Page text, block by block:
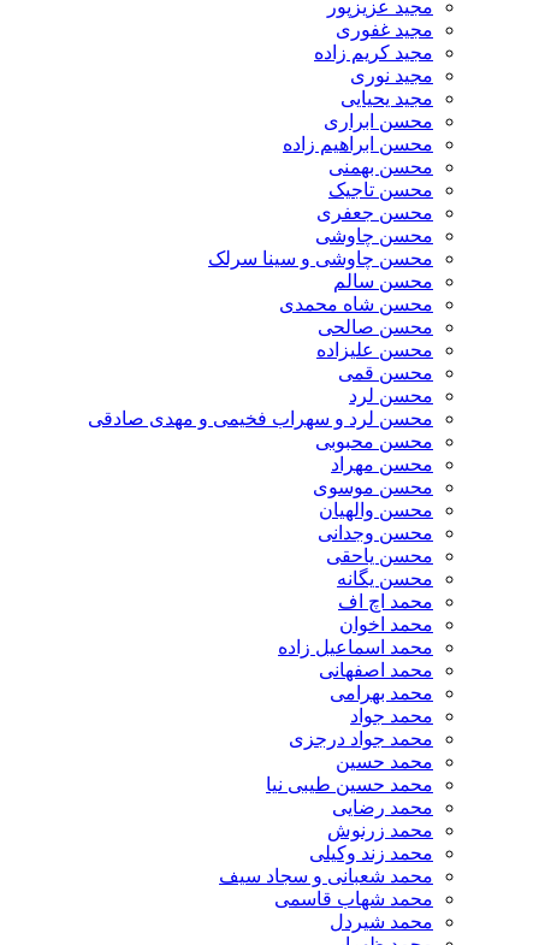
مجید عزیزپور
مجید غفوری
مجید کریم زاده
مجید نوری
مجید یحیایی
محسن ابراری
محسن ابراهیم زاده
محسن بهمنی
محسن تاجیک
محسن جعفری
محسن چاوشی
محسن چاوشی و سینا سرلک
محسن سالم
محسن شاه محمدی
محسن صالحی
محسن علیزاده
محسن قمی
محسن لرد
محسن لرد و سهراب فخیمی و مهدی صادقی
محسن محبوبی
محسن مهراد
محسن موسوی
محسن والهیان
محسن وجدانی
محسن یاحقی
محسن یگانه
محمد اچ اف
محمد اخوان
محمد اسماعیل زاده
محمد اصفهانی
محمد بهرامی
محمد جواد
محمد جواد درجزی
محمد حسین
محمد حسین طیبی نیا
محمد رضایی
محمد زرنوش
محمد زند وکیلی
محمد شعبانی و سجاد سیف
محمد شهاب قاسمی
​محمد شیردل